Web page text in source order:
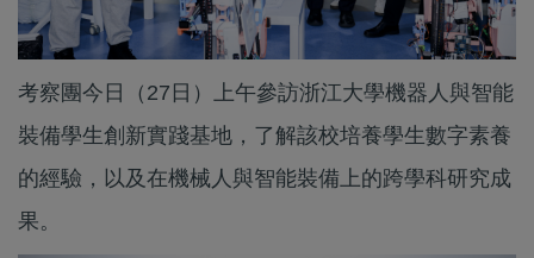
考察團今日（27日）上午參訪浙江大學機器人與智能
裝備學生創新實踐基地，了解該校培養學生數字素養
的經驗，以及在機械人與智能裝備上的跨學科研究成
果。